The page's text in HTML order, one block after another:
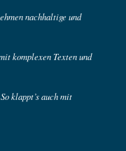
nachhaltige und
komplexen Texten und
klappt’s auch mit